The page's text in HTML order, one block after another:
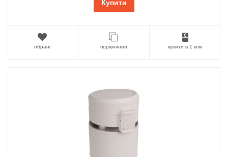
Купити
обрані порівняння купити в 1 клік